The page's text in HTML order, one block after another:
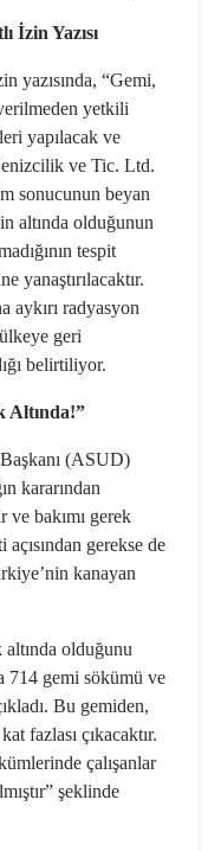
İzin Yazısı
yazısında, “Gemi,
yetkili
yapılacak ve
ve Tic. Ltd.
sonucunun beyan
altında olduğunun
tespit
yanaştırılacaktır.
aykırı radyasyon
geri
belirtiliyor.
Altında!”
(ASUD)
kararından
bakımı gerek
gerekse de
kanayan
olduğunu
714 gemi sökümü ve
Bu gemiden,
fazlası çıkacaktır.
çalışanlar
şeklinde